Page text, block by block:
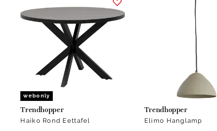
webonly
Trendhopper
Haiko Rond Eettafel
Trendhopper
Elimo Hanglamp